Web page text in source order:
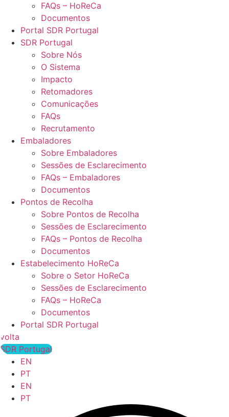
FAQs – HoReCa
Documentos
Portal SDR Portugal
SDR Portugal
Sobre Nós
O Sistema
Impacto
Retomadores
Comunicações
FAQs
Recrutamento
Embaladores
Sobre Embaladores
Sessões de Esclarecimento
FAQs – Embaladores
Documentos
Pontos de Recolha
Sobre Pontos de Recolha
Sessões de Esclarecimento
FAQs – Pontos de Recolha
Documentos
Estabelecimento HoReCa
Sobre o Setor HoReCa
Sessões de Esclarecimento
FAQs – HoReCa
Documentos
Portal SDR Portugal
volta
SDR Portugal
EN
PT
EN
PT